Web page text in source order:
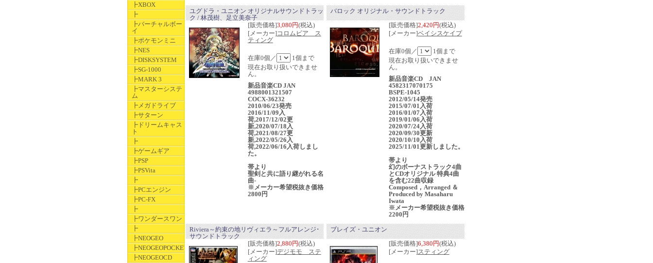
┣XBOX
┣
┣バーチャルボー
イ
┣ポケモンミニ
┣NES
┣DISKSYSTEM
┣SG-1000
┣MARK 3
┣マスターシステ
ム
┣メガドライブ
┣サターン
┣ドリームキャス
ト
┣
┣ゲームギア
┣PSP
┣PSVita
┣
┣PCエンジン
┣PC-FX
┣
┣ワンダースワン
┣
┣NEOGEO
┣NEOGEOPOCKET
┣NEOGEOCD
ユグドラ・ユニオン オリジナルサウンドトラッ
ク / 林茂樹、足立美奈子
[販売価格]3,080円(税込)
[メーカー]コロムビア ス
ティング
在庫0個／
1個まで
現在お取り扱いできませ
ん。
新品音楽CD JAN
4988001321507
COCX-36232
2010/06/23発売
2016/11/09入
荷,2017/12/02更
新,2020/07/18入
荷,2021/08/27更
新,2022/05/26入
荷,2022/06/16入荷しまし
た。
帯より
聖剣と共に語り継がれる名
曲-
※メーカー希望税抜き価格
2800円
バロック オリジナル・サウンドトラック
[販売価格]2,420円(税込)
[メーカー]ベイシスケイプ
在庫0個／
1個まで
現在お取り扱いできませ
ん。
新品音楽CD JAN
4582317070175
BSPE-1045
2012/05/14発売
2015/07/01入荷
2016/01/07入荷
2019/01/06入荷
2020/07/24入荷
2020/09/30更新
2020/10/10入荷
2025/11/01更新しました。
帯より
幻のボーナストラック4曲
とCDオリジナル 特典4曲
を含む22曲収録
Composed，Arranged ＆
Produced by Masaharu
Iwata
※メーカー希望税抜き価格
2200円
Riviera～約束の地リヴィエラ～フルアレンジ･
サウンドトラック
[販売価格]2,880円(税込)
[メーカー]デジモモ ステ
ィング
ブレイズ・ユニオン
[販売価格]6,380円(税込)
[メーカー]スティング